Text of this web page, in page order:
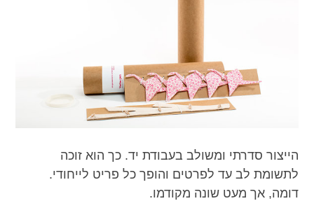
הייצור סדרתי ומשולב בעבודת יד. כך הוא זוכה
לתשומת לב עד לפרטים והופך כל פריט לייחודי.
דומה, אך מעט שונה מקודמו.